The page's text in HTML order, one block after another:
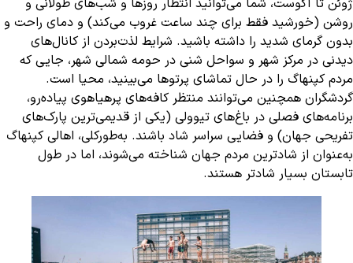
ژوئن تا آگوست، شما می‌توانید انتظار روزها و شب‌های طولانی و
روشن (خورشید فقط برای چند ساعت غروب می‌کند) و دمای راحت و
بدون گرمای شدید را داشته باشید. شرایط لذت‌بردن از کانال‌های
دیدنی در مرکز شهر و سواحل شنی در حومه شمالی شهر، جایی که
مردم کپنهاگ را در حال تماشای پرتوها می‌بینید، محیا است.
گردشگران همچنین می‌توانند منتظر کافه‌های پرهیاهوی پیاده‌رو،
برنامه‌های فصلی در باغ‌های تیوولی (یکی از قدیمی‌ترین پارک‌های
تفریحی جهان) و فضایی سراسر شاد باشند. به‌طورکلی، اهالی کپنهاگ
به‌عنوان از شادترین مردم جهان شناخته می‌شوند، اما در طول
تابستان بسیار شادتر هستند.